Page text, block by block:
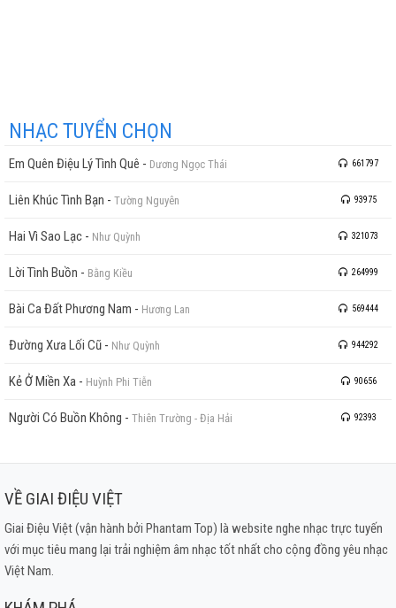
NHẠC TUYỂN CHỌN
Em Quên Điệu Lý Tình Quê - Dương Ngọc Thái 661797
Liên Khúc Tình Bạn - Tường Nguyên 93975
Hai Vì Sao Lạc - Như Quỳnh 321073
Lời Tình Buồn - Bằng Kiều 264999
Bài Ca Đất Phương Nam - Hương Lan 569444
Đường Xưa Lối Cũ - Như Quỳnh 944292
Kẻ Ở Miền Xa - Huỳnh Phi Tiễn 90656
Người Có Buồn Không - Thiên Trường - Địa Hải 92393
VỀ GIAI ĐIỆU VIỆT
Giai Điệu Việt (vận hành bởi Phantam Top) là website nghe nhạc trực tuyến
với mục tiêu mang lại trải nghiệm âm nhạc tốt nhất cho cộng đồng yêu nhạc
Việt Nam.